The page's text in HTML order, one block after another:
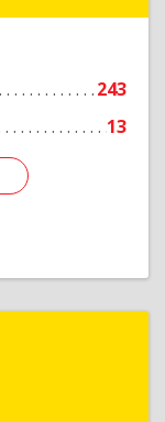
243
13
Подробнее